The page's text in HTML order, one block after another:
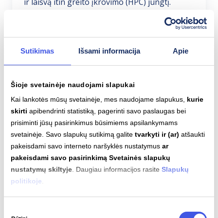
Sutikimas Išsami informacija Apie
Šioje svetainėje naudojami slapukai
Kai lankotės mūsų svetainėje, mes naudojame slapukus, kurie
skirti apibendrinti statistiką, pagerinti savo paslaugas bei
prisiminti jūsų pasirinkimus būsimiems apsilankymams
svetainėje. Savo slapukų sutikimą galitetvarkyti ir (ar) atšaukti
pakeisdami savo interneto naršyklės nustatymusar
pakeisdami savo pasirinkimą Svetainės slapukų
nustatymų skiltyje . Daugiau informacijos rasiteSlapukų
politikoje
Spauskite „Rezervuoti“. Jūsų pasirinkta jungtis
Išsamiau apie jungties rezervaciją